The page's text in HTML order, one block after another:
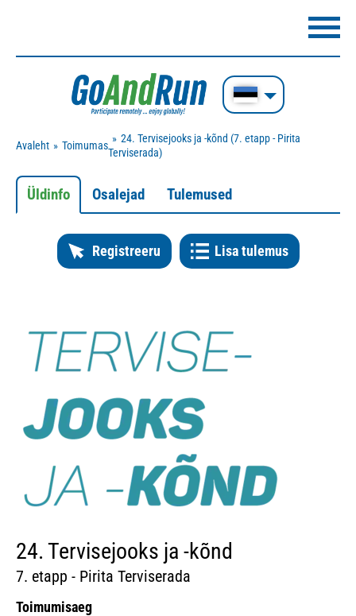
Avaleht Toimumas
24. Tervisejooks ja -kõnd (7. etapp - Pirita
Terviserada)
Üldinfo Osalejad Tulemused
Registreeru Lisa tulemus
24. Tervisejooks ja -kõnd
7. etapp - Pirita Terviserada
Toimumisaeg